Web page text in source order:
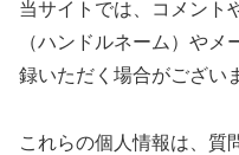
当サイトでは、コメント
（ハンドルネーム）や
録いただく場合がござい
これらの個人情報は、質